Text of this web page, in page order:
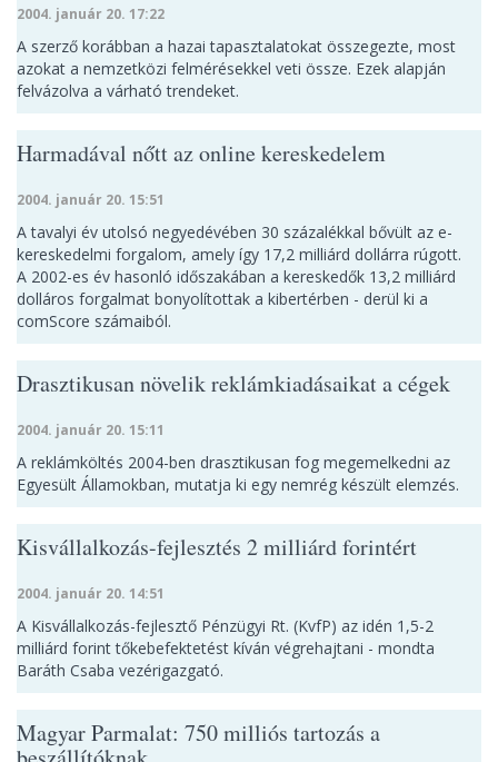
2004. január 20. 17:22
A szerző korábban a hazai tapasztalatokat összegezte, most
azokat a nemzetközi felmérésekkel veti össze. Ezek alapján
felvázolva a várható trendeket.
Harmadával nőtt az online kereskedelem
2004. január 20. 15:51
A tavalyi év utolsó negyedévében 30 százalékkal bővült az e-
kereskedelmi forgalom, amely így 17,2 milliárd dollárra rúgott.
A 2002-es év hasonló időszakában a kereskedők 13,2 milliárd
dolláros forgalmat bonyolítottak a kibertérben - derül ki a
comScore számaiból.
Drasztikusan növelik reklámkiadásaikat a cégek
2004. január 20. 15:11
A reklámköltés 2004-ben drasztikusan fog megemelkedni az
Egyesült Államokban, mutatja ki egy nemrég készült elemzés.
Kisvállalkozás-fejlesztés 2 milliárd forintért
2004. január 20. 14:51
A Kisvállalkozás-fejlesztő Pénzügyi Rt. (KvfP) az idén 1,5-2
milliárd forint tőkebefektetést kíván végrehajtani - mondta
Baráth Csaba vezérigazgató.
Magyar Parmalat: 750 milliós tartozás a